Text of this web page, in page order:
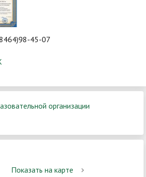
45-07
организации
Показать на карте